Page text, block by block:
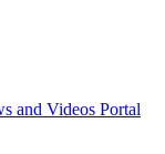
and Videos Portal